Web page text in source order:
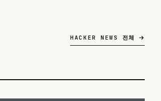
HACKER NEWS 전체